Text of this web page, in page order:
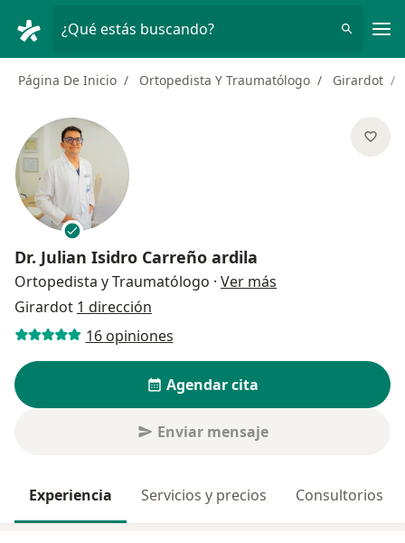
¿Qué estás buscando?
Página De Inicio Ortopedista Y Traumatólogo Girardot
Dr. Julian Isidro Carreño ardila
Ortopedista y Traumatólogo · Ver más
Girardot 1 dirección
16 opiniones
Agendar cita
Enviar mensaje
Experiencia Servicios y precios Consultorios